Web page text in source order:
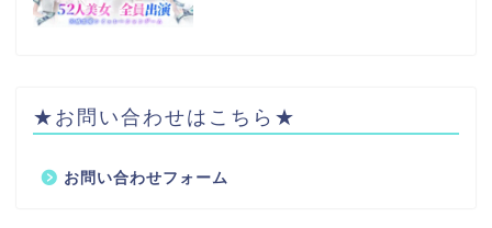
★お問い合わせはこちら★
お問い合わせフォーム